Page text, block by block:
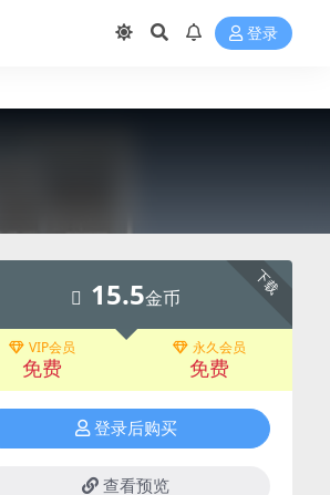
登录
下载
15.5金币
VIP会员
免费
永久会员
免费
登录后购买
查看预览